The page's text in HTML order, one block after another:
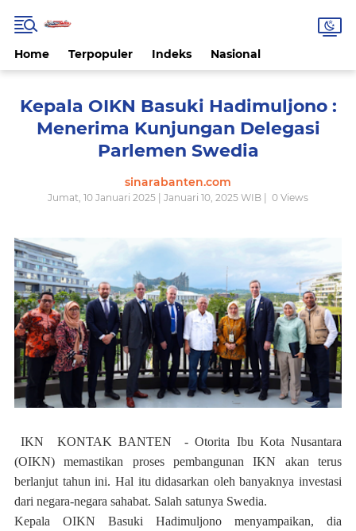
Home Terpopuler Indeks Nasional
Kepala OIKN Basuki Hadimuljono :
Menerima Kunjungan Delegasi
Parlemen Swedia
sinarabanten.com
Jumat, 10 Januari 2025 | Januari 10, 2025 WIB | 0 Views
IKN KONTAK BANTEN - Otorita Ibu Kota Nusantara
(OIKN) memastikan proses pembangunan IKN akan terus
berlanjut tahun ini. Hal itu didasarkan oleh banyaknya investasi
dari negara-negara sahabat. Salah satunya Swedia.
Kepala OIKN Basuki Hadimuljono menyampaikan, dia